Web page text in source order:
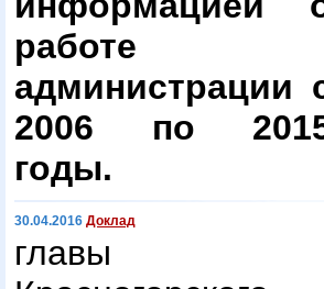
работе
администрации
2006 по
годы.
30.04.2016 Доклад
главы